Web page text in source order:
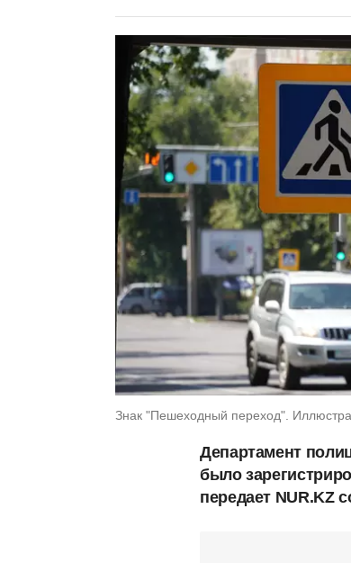
Знак "Пешеходный переход".
Департамент
было
передает NUR.KZ